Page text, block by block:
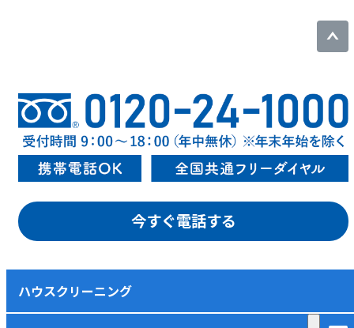
今すぐ電話する
ハウスクリーニング